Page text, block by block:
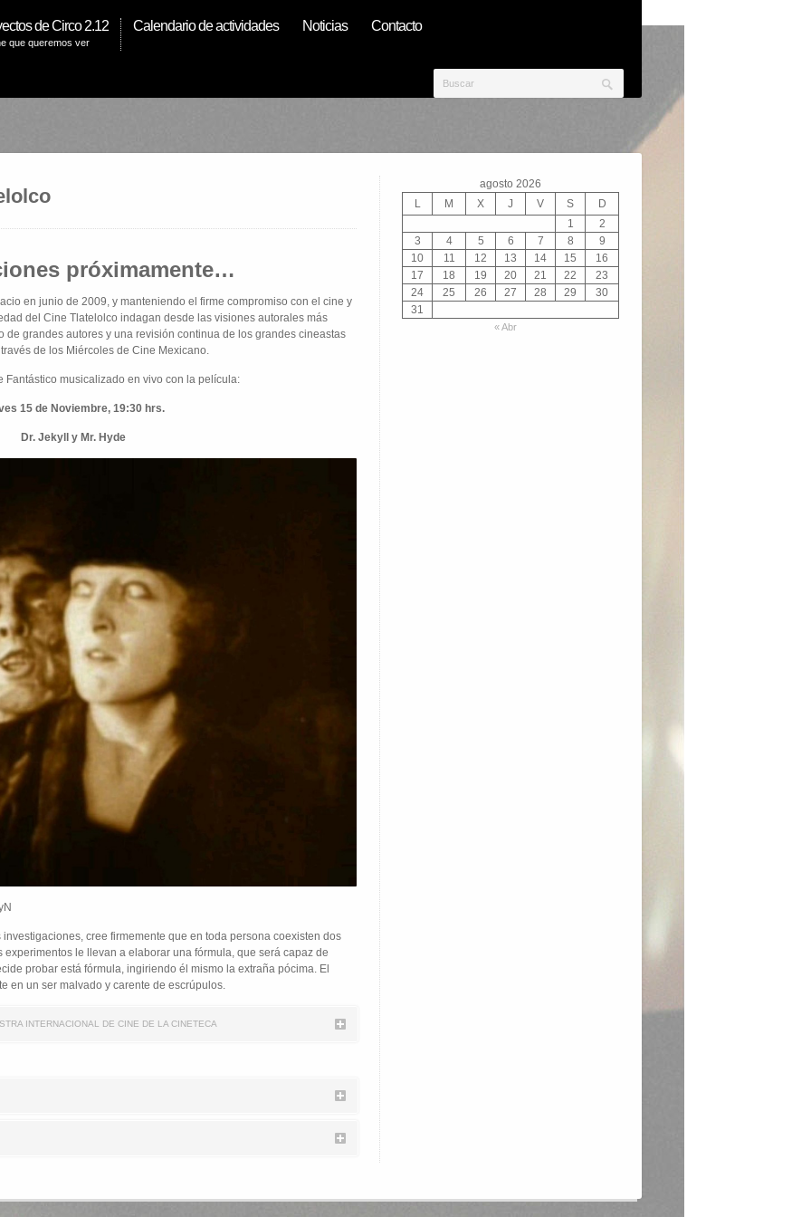
de Circo 2.12
que queremos ver
Calendario de actividades Noticias Contacto
próximamente…
en junio de 2009, y manteniendo el firme compromiso con el cine y
del Cine Tlatelolco indagan desde las visiones autorales más
de grandes autores y una revisión continua de los grandes cineastas
de los Miércoles de Cine Mexicano.
Fantástico musicalizado en vivo con la película:
15 de Noviembre, 19:30 hrs.
Dr. Jekyll y Mr. Hyde
cree firmemente que en toda persona coexisten dos
le llevan a elaborar una fórmula, que será capaz de
probar está fórmula, ingiriendo él mismo la extraña pócima. El
en un ser malvado y carente de escrúpulos.
INTERNACIONAL DE CINE DE LA CINETECA
agosto 2026
L
M X J V S
D
1
2
3
4 5 6 7 8
9
10
11 12 13 14 15
16
17
18 19 20 21 22
23
24
25 26 27 28 29
30
31
« Abr